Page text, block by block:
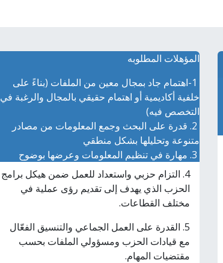
المؤهلات المطلوبه
1-اهتمام جاد بمجال معين من الملفات (بناءً على
خلفية أكاديمية أو اهتمام حقيقي بالمجال والرغبة في
التخصص فيه)
2. قدرة على البحث وجمع المعلومات من مصادر
متنوعة وتحليلها بشكل منطقي
4. التزام حزبي واستعداد للعمل ضمن هيكل برامج
الحزب الذي يهدف إلى تقديم رؤى عملية في
مختلف القطاعات.
5. القدرة على العمل الجماعي والتنسيق الفعّال
مع قيادات الحزب ومسؤولي الملفات بحسب
مقتضيات المهام.